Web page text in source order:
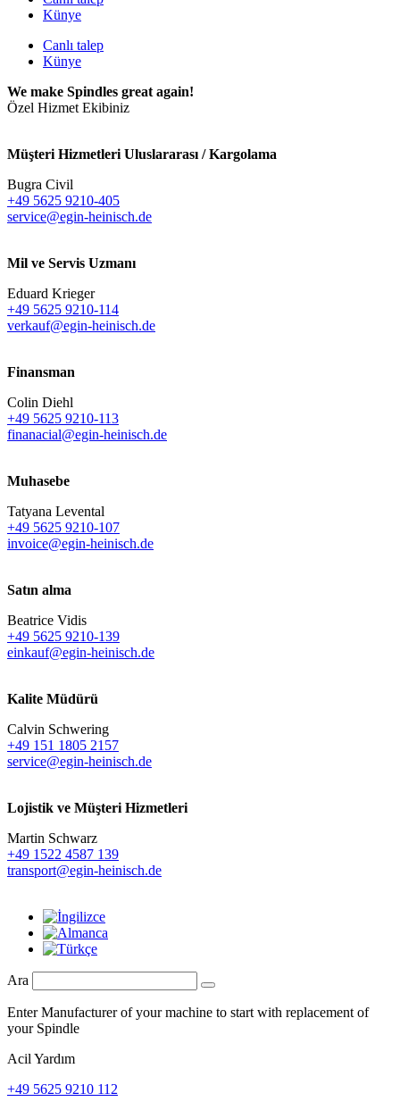
Künye
Canlı talep
Künye
We make Spindles great again!
Özel Hizmet Ekibiniz
Müşteri Hizmetleri Uluslararası / Kargolama
Bugra Civil
+49 5625 9210-405
service@egin-heinisch.de
Mil ve Servis Uzmanı
Eduard Krieger
+49 5625 9210-114
verkauf@egin-heinisch.de
Finansman
Colin Diehl
+49 5625 9210-113
finanacial@egin-heinisch.de
Muhasebe
Tatyana Levental
+49 5625 9210-107
invoice@egin-heinisch.de
Satın alma
Beatrice Vidis
+49 5625 9210-139
einkauf@egin-heinisch.de
Kalite Müdürü
Calvin Schwering
+49 151 1805 2157
service@egin-heinisch.de
Lojistik ve Müşteri Hizmetleri
Martin Schwarz
+49 1522 4587 139
transport@egin-heinisch.de
Ara
Enter Manufacturer of your machine to start with replacement of
your Spindle
Acil Yardım
+49 5625 9210 112